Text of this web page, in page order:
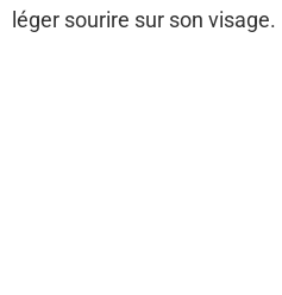
léger sourire sur son visage.